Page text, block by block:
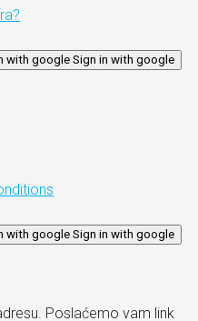
Sign in with google
Sign in with google
Poslaćemo vam link